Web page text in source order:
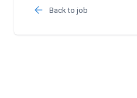
Back to job